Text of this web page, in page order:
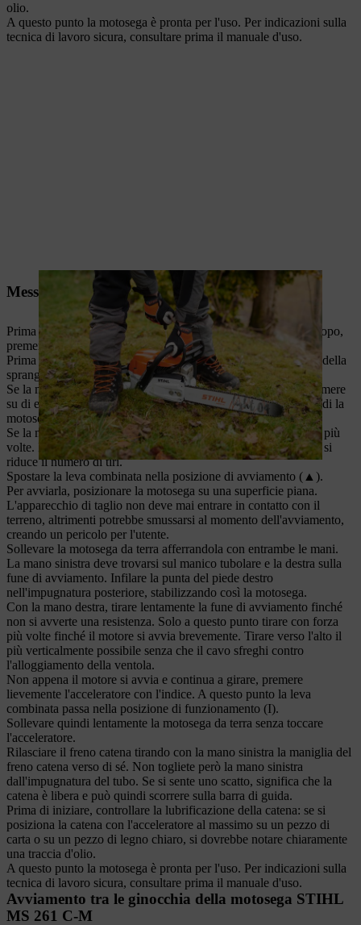
olio.
A questo punto la motosega è pronta per l'uso. Per indicazioni sulla
tecnica di lavoro sicura, consultare prima il manuale d'uso.
Messa in moto motosega con M-Tronic
Prima di avviare la motosega, inserire il freno catena. A tale scopo,
premere il freno catena in avanti.
Prima di avviare la motosega, rimuovere sempre la protezione della
spranga di guida.
Se la motosega è dotata di una valvola di decompressione, premere
su di essa. In questo modo è più facile avviare il motore e quindi la
motosega.
Se la motosega è dotata di una pompa del carburante, premere più
volte. In questo modo si facilita l'avviamento della motosega e si
riduce il numero di tiri.
Spostare la leva combinata nella posizione di avviamento (▲).
Per avviarla, posizionare la motosega su una superficie piana.
L'apparecchio di taglio non deve mai entrare in contatto con il
terreno, altrimenti potrebbe smussarsi al momento dell'avviamento,
creando un pericolo per l'utente.
Sollevare la motosega da terra afferrandola con entrambe le mani.
La mano sinistra deve trovarsi sul manico tubolare e la destra sulla
fune di avviamento. Infilare la punta del piede destro
nell'impugnatura posteriore, stabilizzando così la motosega.
Con la mano destra, tirare lentamente la fune di avviamento finché
non si avverte una resistenza. Solo a questo punto tirare con forza
più volte finché il motore si avvia brevemente. Tirare verso l'alto il
più verticalmente possibile senza che il cavo sfreghi contro
l'alloggiamento della ventola.
Non appena il motore si avvia e continua a girare, premere
lievemente l'acceleratore con l'indice. A questo punto la leva
combinata passa nella posizione di funzionamento (I).
Sollevare quindi lentamente la motosega da terra senza toccare
l'acceleratore.
Rilasciare il freno catena tirando con la mano sinistra la maniglia del
freno catena verso di sé. Non togliete però la mano sinistra
dall'impugnatura del tubo. Se si sente uno scatto, significa che la
catena è libera e può quindi scorrere sulla barra di guida.
Prima di iniziare, controllare la lubrificazione della catena: se si
posiziona la catena con l'acceleratore al massimo su un pezzo di
carta o su un pezzo di legno chiaro, si dovrebbe notare chiaramente
una traccia d'olio.
A questo punto la motosega è pronta per l'uso. Per indicazioni sulla
tecnica di lavoro sicura, consultare prima il manuale d'uso.
Avviamento tra le ginocchia della motosega STIHL
MS 261 C-M